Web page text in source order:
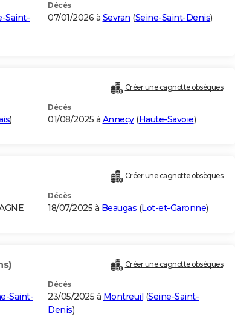
Saint-
Décès
07/01/2026 à Sevran (Seine-Saint-Denis)
Créer une cagnotte obsèques
)
Décès
01/08/2025 à Annecy(Haute-Savoie)
Créer une cagnotte obsèques
Décès
18/07/2025 à Beaugas (Lot-et-Garonne)
Créer une cagnotte obsèques
Saint-
Décès
23/05/2025 à Montreuil (Seine-Saint-
Denis)